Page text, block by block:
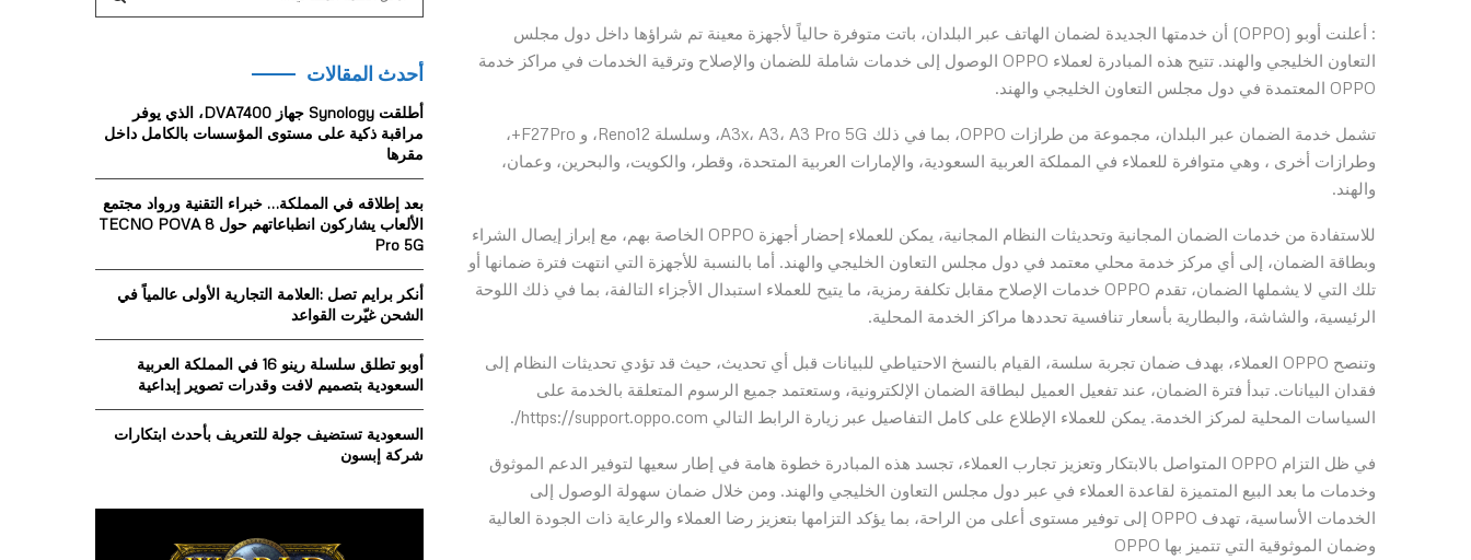
: أعلنت أوبو (OPPO) أن خدمتها الجديدة لضمان الهاتف عبر البلدان، باتت متوفرة حالياً لأجهزة معينة تم شراؤها داخل دول مجلس
التعاون الخليجي والهند. تتيح هذه المبادرة لعملاء OPPO الوصول إلى خدمات شاملة للضمان والإصلاح وترقية الخدمات في مراكز خدمة
OPPO المعتمدة في دول مجلس التعاون الخليجي والهند.
تشمل خدمة الضمان عبر البلدان، مجموعة من طرازات OPPO، بما في ذلك A3x، A3، A3 Pro 5G، وسلسلة Reno12، و F27Pro+،
وطرازات أخرى ، وهي متوافرة للعملاء في المملكة العربية السعودية، والإمارات العربية المتحدة، وقطر، والكويت، والبحرين، وعمان،
والهند.
للاستفادة من خدمات الضمان المجانية وتحديثات النظام المجانية، يمكن للعملاء إحضار أجهزة OPPO الخاصة بهم، مع إبراز إيصال الشراء
وبطاقة الضمان، إلى أي مركز خدمة محلي معتمد في دول مجلس التعاون الخليجي والهند. أما بالنسبة للأجهزة التي انتهت فترة ضمانها أو
تلك التي لا يشملها الضمان، تقدم OPPO خدمات الإصلاح مقابل تكلفة رمزية، ما يتيح للعملاء استبدال الأجزاء التالفة، بما في ذلك اللوحة
الرئيسية، والشاشة، والبطارية بأسعار تنافسية تحددها مراكز الخدمة المحلية.
وتنصح OPPO العملاء، بهدف ضمان تجربة سلسة، القيام بالنسخ الاحتياطي للبيانات قبل أي تحديث، حيث قد تؤدي تحديثات النظام إلى
فقدان البيانات. تبدأ فترة الضمان، عند تفعيل العميل لبطاقة الضمان الإلكترونية، وستعتمد جميع الرسوم المتعلقة بالخدمة على
السياسات المحلية لمركز الخدمة. يمكن للعملاء الإطلاع على كامل التفاصيل عبر زيارة الرابط التالي https://support.oppo.com/.
في ظل التزام OPPO المتواصل بالابتكار وتعزيز تجارب العملاء، تجسد هذه المبادرة خطوة هامة في إطار سعيها لتوفير الدعم الموثوق
وخدمات ما بعد البيع المتميزة لقاعدة العملاء في عبر دول مجلس التعاون الخليجي والهند. ومن خلال ضمان سهولة الوصول إلى
الخدمات الأساسية، تهدف OPPO إلى توفير مستوى أعلى من الراحة، بما يؤكد التزامها بتعزيز رضا العملاء والرعاية ذات الجودة العالية
وضمان الموثوقية التي تتميز بها OPPO
c
h
f
o
A
C
أحدث المقالات
أطلقت Synology جهاز DVA7400، الذي يوفر
مراقبة ذكية على مستوى المؤسسات بالكامل داخل
مقرها
بعد إطلاقه في المملكة… خبراء التقنية ورواد مجتمع
الألعاب يشاركون انطباعاتهم حول TECNO POVA 8
Pro 5G
أنكر برايم تصل :العلامة التجارية الأولى عالمياً في
الشحن غيّرت القواعد
أوبو تطلق سلسلة رينو 16 في المملكة العربية
السعودية بتصميم لافت وقدرات تصوير إبداعية
السعودية تستضيف جولة للتعريف بأحدث ابتكارات
شركة إبسون